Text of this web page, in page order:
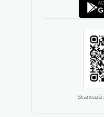
Scanează